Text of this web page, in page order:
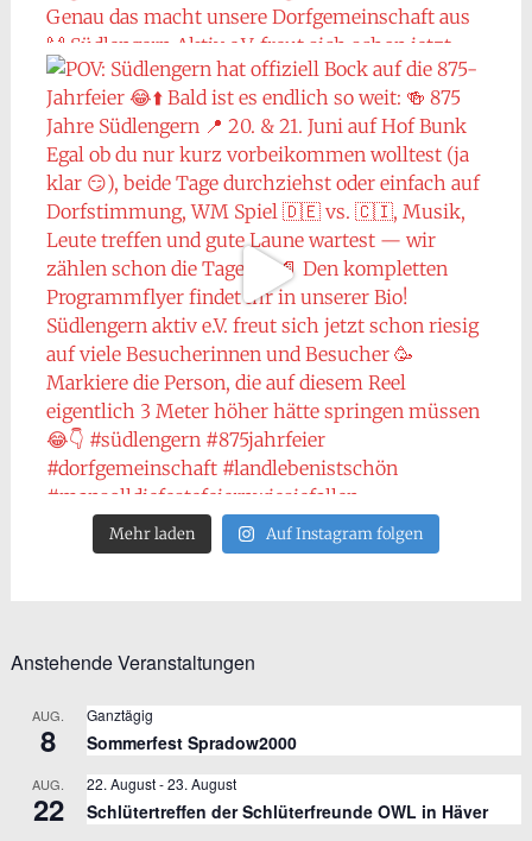
Mehr laden Auf Instagram folgen
Anstehende Veranstaltungen
AUG.
8
Ganztägig
Sommerfest Spradow2000
AUG.
22
22. August-23. August
Schlütertreffen der Schlüterfreunde OWL in Häver